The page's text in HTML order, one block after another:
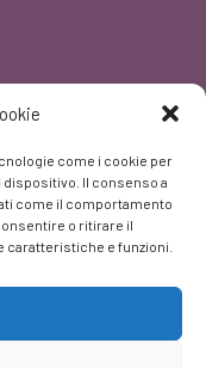
come i cookie per
Il consenso a
come il comportamento
o ritirare il
caratteristiche e funzioni.